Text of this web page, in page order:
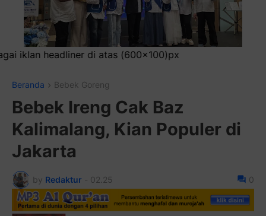
Beranda Bebek Goreng
Bebek Ireng Cak Baz
Kalimalang, Kian Populer di
Jakarta
by Redaktur - 02.25 0